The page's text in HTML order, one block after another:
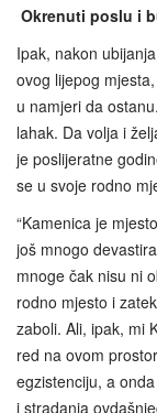
Okrenuti poslu i
Ipak, nakon
ovog lijepog
u namjeri da
lahak. Da volja i
je poslijeratne
se u svoje rodno
“Kamenica je
još mnogo
mnoge čak nisu ni
rodno mjesto i
zaboli. Ali, ipak, mi
red na ovom
egzistenciju, a
i stradanja